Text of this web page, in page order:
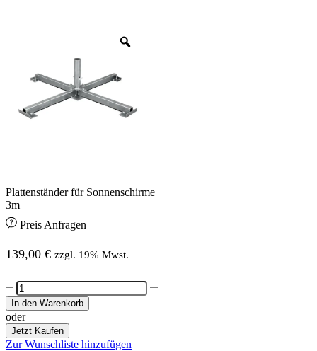
Plattenständer für Sonnenschirme
3m
Preis Anfragen
139,00 € zzgl. 19% Mwst.
Plattenständer
für
Sonnenschirme
3m
Menge
In den Warenkorb
oder
Jetzt Kaufen
Zur Wunschliste hinzufügen